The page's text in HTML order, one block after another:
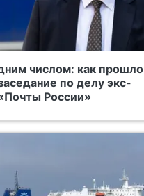
числом: как прошло
по делу экс-
России»